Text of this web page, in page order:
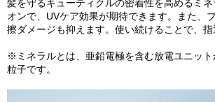
髪を守るキューティクルの密着性を高めるミ
オンで、UVケア効果が期待できます。また、
擦ダメージも抑えます。使い続けることで、指
※ミネラルとは、亜鉛電極を含む放電ユニッ
粒子です。